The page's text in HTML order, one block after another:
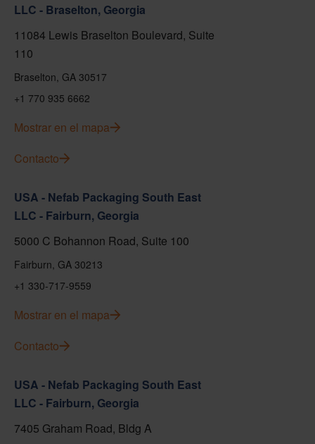
LLC - Braselton, Georgia
11084 Lewis Braselton Boulevard, Suite
110
Braselton, GA 30517
+1 770 935 6662
Mostrar en el mapa
Contacto
USA - Nefab Packaging South East
LLC - Fairburn, Georgia
5000 C Bohannon Road, Suite 100
Fairburn, GA 30213
+1 330-717-9559
Mostrar en el mapa
Contacto
USA - Nefab Packaging South East
LLC - Fairburn, Georgia
7405 Graham Road, Bldg A